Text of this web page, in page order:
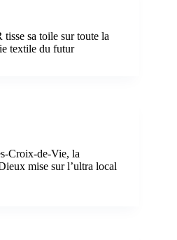
sa toile sur toute la
textile du futur
Croix-de-Vie, la
mise sur l’ultra local